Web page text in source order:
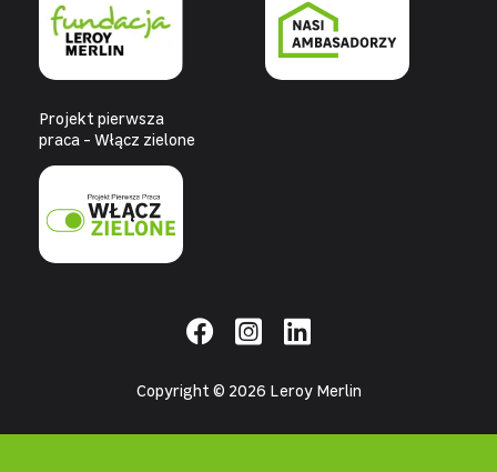
Projekt pierwsza
praca - Włącz zielone
Copyright © 2026 Leroy Merlin